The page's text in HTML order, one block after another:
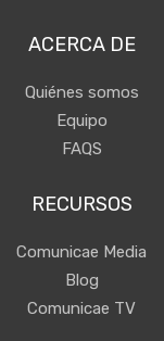
ACERCA DE
Quiénes somos
Equipo
FAQS
RECURSOS
Comunicae Media
Blog
Comunicae TV